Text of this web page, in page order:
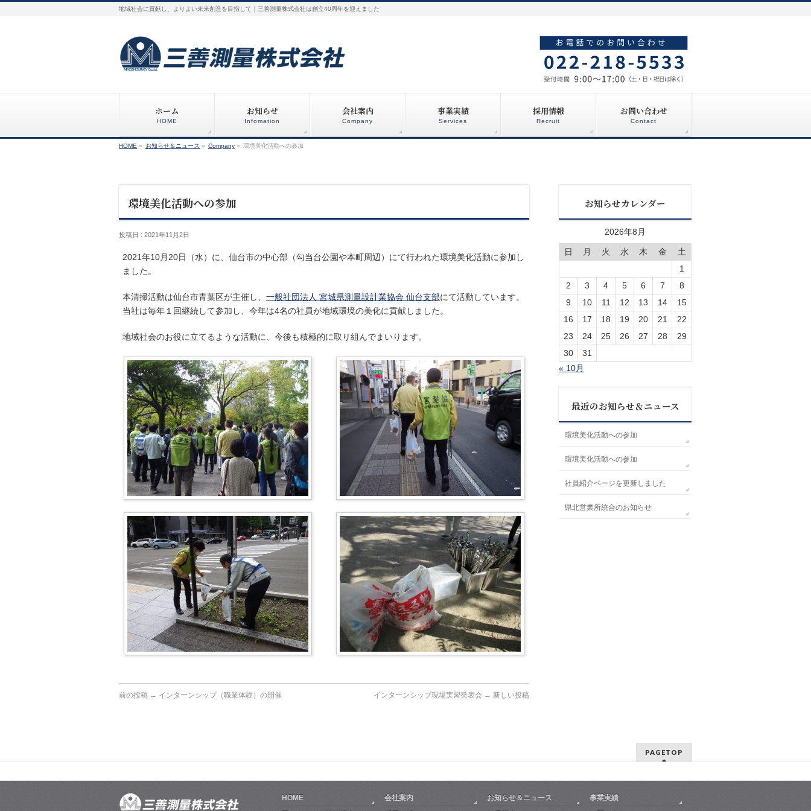
地域社会に貢献し、よりよい未来創造を目指して｜三善測量株式会社は創立40周年を迎えました
ホーム
HOME
お知らせ
Infomation
会社案内
Company
事業実績
Services
採用情報
Recruit
お問い合わせ
Contact
HOME » お知らせ＆ニュース » Company » 環境美化活動への参加
環境美化活動への参加
投稿日 : 2021年11月2日
2021年10月20日（水）に、仙台市の中心部（勾当台公園や本町周辺）にて行われた環境美化活動に参加し
ました。
本清掃活動は仙台市青葉区が主催し、 一般社団法人 宮城県測量設計業協会 仙台支部にて活動しています。
当社は毎年１回継続して参加し、今年は4名の社員が地域環境の美化に貢献しました。
地域社会のお役に立てるような活動に、今後も積極的に取り組んでまいります。
前の投稿 ← インターンシップ（職業体験）の開催 インターンシップ現場実習発表会 → 新しい投稿
お知らせカレンダー
2026年8月
日 月 火 水 木 金
土
1
2
3 4 5 6 7
8
9
10 11 12 13 14
15
16
17 18 19 20 21
22
23
24 25 26 27 28
29
30
31
« 10月
最近のお知らせ＆ニュース
環境美化活動への参加
環境美化活動への参加
社員紹介ページを更新しました
県北営業所統合のお知らせ
PAGETOP
HOME 会社案内 お知らせ＆ニュース
事業実績